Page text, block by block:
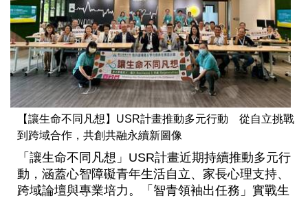
【讓生命不同凡想】USR計畫推動多元行動 從自立挑戰
到跨域合作，共創共融永續新圖像
「讓生命不同凡想」USR計畫近期持續推動多元行
動，涵蓋心智障礙青年生活自立、家長心理支持、
跨域論壇與專業培力。「智青領袖出任務」實戰生